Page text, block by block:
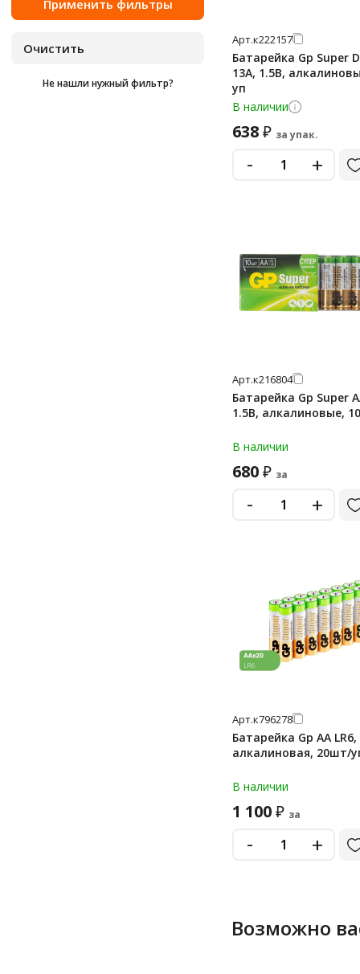
cr2032 (5004lc)
cr2450
Не нашли нужный фильтр?
Арт.к222157
Батарейка Gp Super
13A, 1.5В,
уп
В наличии
638₽ за упак.
- +
Арт.к216804
Батарейка Gp Super
1.5В, алкалиновые,
В наличии
680₽ за
- +
Арт.к796278
Батарейка Gp AA
алкалиновая, 20шт/
В наличии
1 100₽ за
- +
Возможно